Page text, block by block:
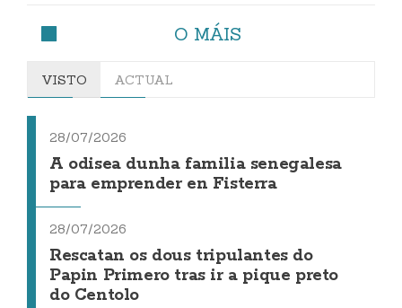
O MÁIS
VISTO ACTUAL
28/07/2026
A odisea dunha familia senegalesa
para emprender en Fisterra
28/07/2026
Rescatan os dous tripulantes do
Papin Primero tras ir a pique preto
do Centolo